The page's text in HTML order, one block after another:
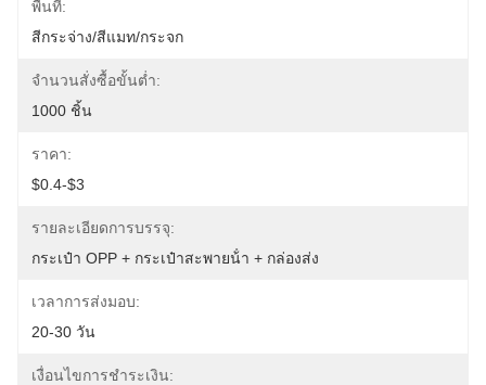
พื้นที่:
สีกระจ่าง/สีแมท/กระจก
จำนวนสั่งซื้อขั้นต่ำ:
1000 ชิ้น
ราคา:
$0.4-$3
รายละเอียดการบรรจุ:
กระเป๋า OPP + กระเป๋าสะพายน้ํา + กล่องส่ง
เวลาการส่งมอบ:
20-30 วัน
เงื่อนไขการชำระเงิน: